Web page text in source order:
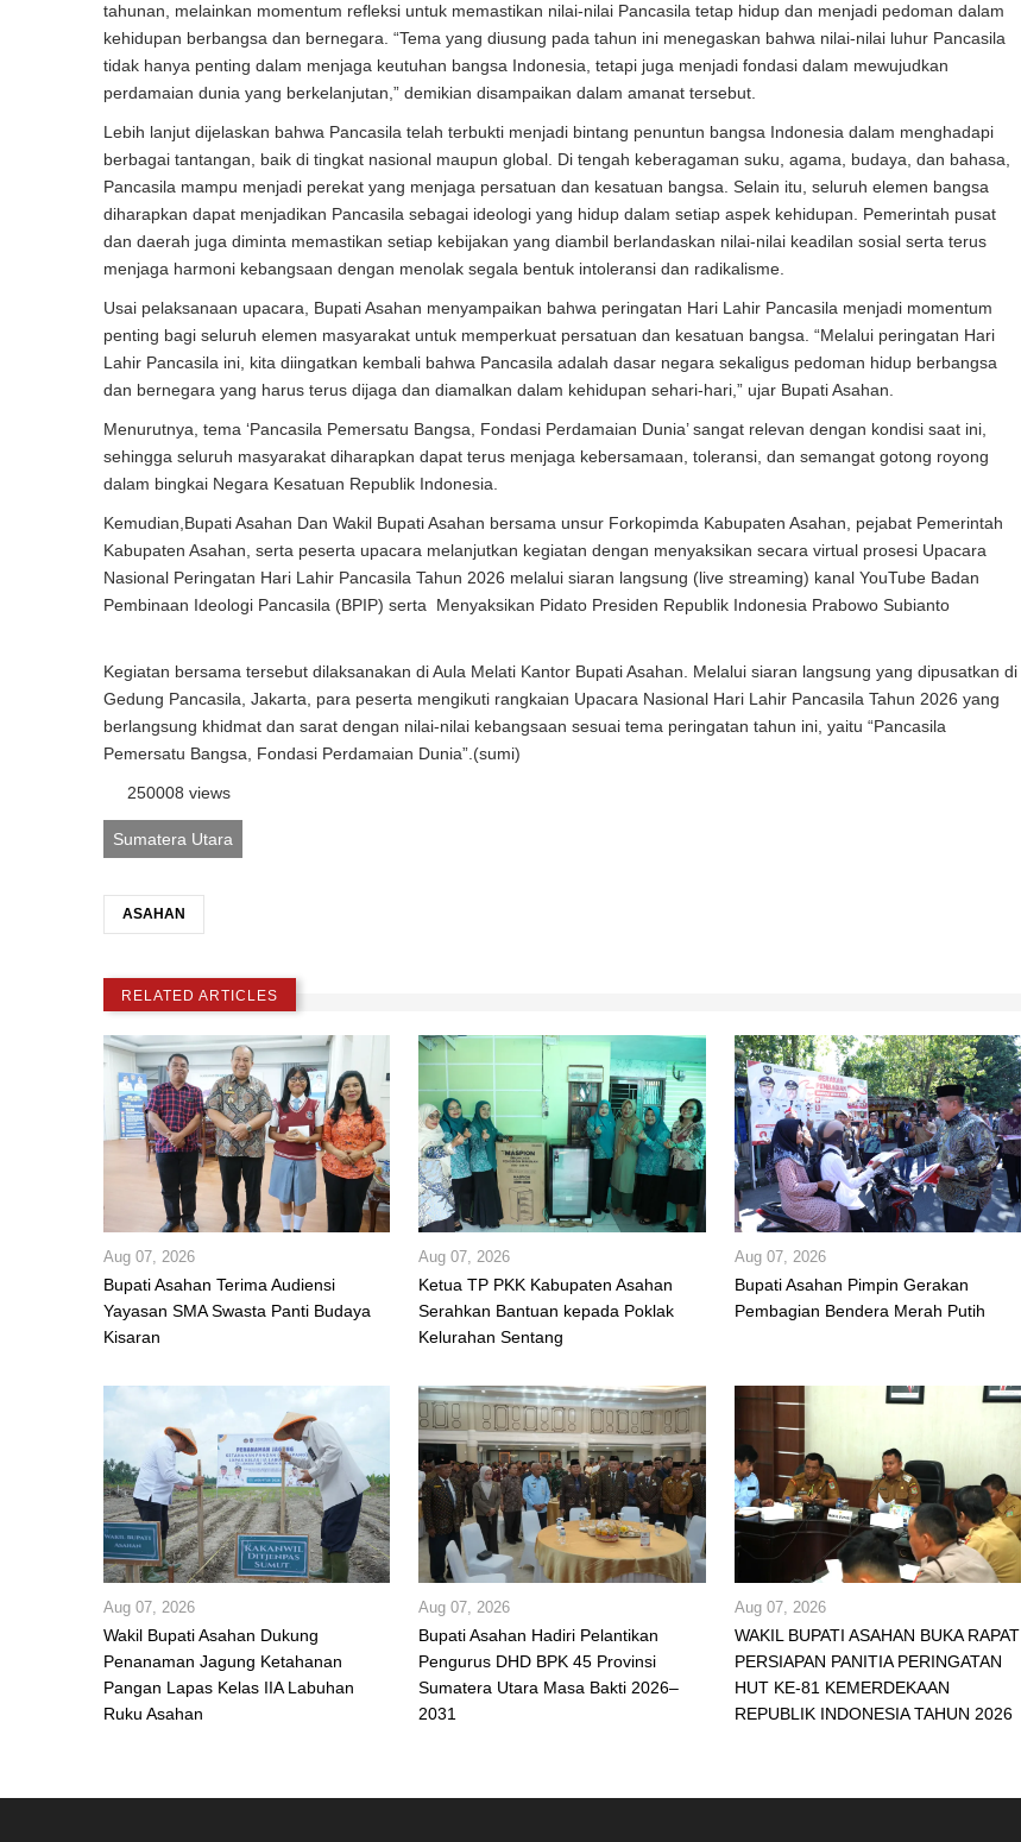
tahunan, melainkan momentum refleksi untuk memastikan nilai-nilai Pancasila tetap hidup dan menjadi pedoman dalam
kehidupan berbangsa dan bernegara. “Tema yang diusung pada tahun ini menegaskan bahwa nilai-nilai luhur Pancasila
tidak hanya penting dalam menjaga keutuhan bangsa Indonesia, tetapi juga menjadi fondasi dalam mewujudkan
perdamaian dunia yang berkelanjutan,” demikian disampaikan dalam amanat tersebut.
Lebih lanjut dijelaskan bahwa Pancasila telah terbukti menjadi bintang penuntun bangsa Indonesia dalam menghadapi
berbagai tantangan, baik di tingkat nasional maupun global. Di tengah keberagaman suku, agama, budaya, dan bahasa,
Pancasila mampu menjadi perekat yang menjaga persatuan dan kesatuan bangsa. Selain itu, seluruh elemen bangsa
diharapkan dapat menjadikan Pancasila sebagai ideologi yang hidup dalam setiap aspek kehidupan. Pemerintah pusat
dan daerah juga diminta memastikan setiap kebijakan yang diambil berlandaskan nilai-nilai keadilan sosial serta terus
menjaga harmoni kebangsaan dengan menolak segala bentuk intoleransi dan radikalisme.
Usai pelaksanaan upacara, Bupati Asahan menyampaikan bahwa peringatan Hari Lahir Pancasila menjadi momentum
penting bagi seluruh elemen masyarakat untuk memperkuat persatuan dan kesatuan bangsa. “Melalui peringatan Hari
Lahir Pancasila ini, kita diingatkan kembali bahwa Pancasila adalah dasar negara sekaligus pedoman hidup berbangsa
dan bernegara yang harus terus dijaga dan diamalkan dalam kehidupan sehari-hari,” ujar Bupati Asahan.
Menurutnya, tema ‘Pancasila Pemersatu Bangsa, Fondasi Perdamaian Dunia’ sangat relevan dengan kondisi saat ini,
sehingga seluruh masyarakat diharapkan dapat terus menjaga kebersamaan, toleransi, dan semangat gotong royong
dalam bingkai Negara Kesatuan Republik Indonesia.
Kemudian,Bupati Asahan Dan Wakil Bupati Asahan bersama unsur Forkopimda Kabupaten Asahan, pejabat Pemerintah
Kabupaten Asahan, serta peserta upacara melanjutkan kegiatan dengan menyaksikan secara virtual prosesi Upacara
Nasional Peringatan Hari Lahir Pancasila Tahun 2026 melalui siaran langsung (live streaming) kanal YouTube Badan
Pembinaan Ideologi Pancasila (BPIP) serta Menyaksikan Pidato Presiden Republik Indonesia Prabowo Subianto
Kegiatan bersama tersebut dilaksanakan di Aula Melati Kantor Bupati Asahan. Melalui siaran langsung yang dipusatkan di
Gedung Pancasila, Jakarta, para peserta mengikuti rangkaian Upacara Nasional Hari Lahir Pancasila Tahun 2026 yang
berlangsung khidmat dan sarat dengan nilai-nilai kebangsaan sesuai tema peringatan tahun ini, yaitu “Pancasila
Pemersatu Bangsa, Fondasi Perdamaian Dunia”.(sumi)
250008 views
Sumatera Utara
ASAHAN
RELATED ARTICLES
Aug 07, 2026
Bupati Asahan Terima Audiensi
Yayasan SMA Swasta Panti Budaya
Kisaran
Aug 07, 2026
Ketua TP PKK Kabupaten Asahan
Serahkan Bantuan kepada Poklak
Kelurahan Sentang
Aug 07, 2026
Bupati Asahan Pimpin Gerakan
Pembagian Bendera Merah Putih
Aug 07, 2026
Wakil Bupati Asahan Dukung
Penanaman Jagung Ketahanan
Pangan Lapas Kelas IIA Labuhan
Ruku Asahan
Aug 07, 2026
Bupati Asahan Hadiri Pelantikan
Pengurus DHD BPK 45 Provinsi
Sumatera Utara Masa Bakti 2026–
2031
Aug 07, 2026
WAKIL BUPATI ASAHAN BUKA RAPAT
PERSIAPAN PANITIA PERINGATAN
HUT KE-81 KEMERDEKAAN
REPUBLIK INDONESIA TAHUN 2026